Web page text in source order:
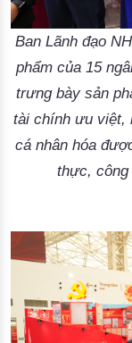
Ban Lãnh đạo
phẩm của 15
trưng bày sản
tài chính ưu việt,
cá nhân hóa
thực, công